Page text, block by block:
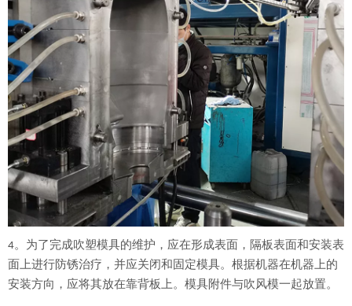
4。为了完成吹塑模具的维护，应在形成表面，隔板表面和安装表
面上进行防锈治疗，并应关闭和固定模具。根据机器在机器上的
安装方向，应将其放在靠背板上。模具附件与吹风模一起放置。